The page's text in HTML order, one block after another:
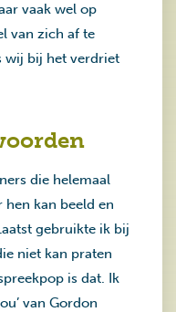
vaak wel op
van zich af te
wij bij het verdriet
die helemaal
kan beeld en
gebruikte ik bij
niet kan praten
is dat. Ik
van Gordon